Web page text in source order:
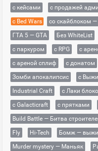
с кейсами
с продажей
с Bed Wars
со скайблоком —
ГТА 5 — GTA
Без WhiteList
с паркуром
с RPG с
с ареной сплиф
с донатом
Зомби апокалипсис
с
Industrial Craft
с Лаки
с Galacticraft
с прятками
Build Battle — Битва
Fly
Hi-Tech
Бомж —
Murder mystery — Маньяк